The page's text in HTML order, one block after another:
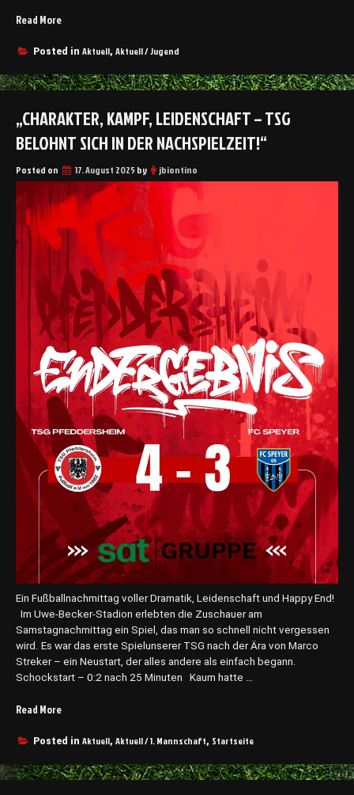
n
r
“
Read More
n
e
e
C
1
s
t
a
t
m
i
e
i
n
e
m
3
2
-
S
i
e
g
e
d
e
n
V
f
L
m
e
r
Posted in Aktuell, Aktuell / Jugend
„CHARAKTER, KAMPF, LEIDENSCHAFT – TSG
BELOHNT SICH IN DER NACHSPIELZEIT!“
Posted on 17. August 2025by jbiontino
Ein Fußballnachmittag voller Dramatik, Leidenschaft und Happy End!
Im Uwe-Becker-Stadion erlebten die Zuschauer am
Samstagnachmittag ein Spiel, das man so schnell nicht vergessen
wird. Es war das erste Spielunserer TSG nach der Ära von Marco
Streker – ein Neustart, der alles andere als einfach begann.
Schockstart – 0:2 nach 25 Minuten Kaum hatte …
Read More
C
a
Posted in Aktuell, Aktuell / 1. Mannschaft, Startseite